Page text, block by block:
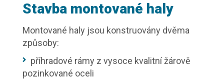
Stavba montované haly
Montované haly jsou konstruovány dvěma
způsoby:
příhradové rámy z vysoce kvalitní žárově
pozinkované oceli